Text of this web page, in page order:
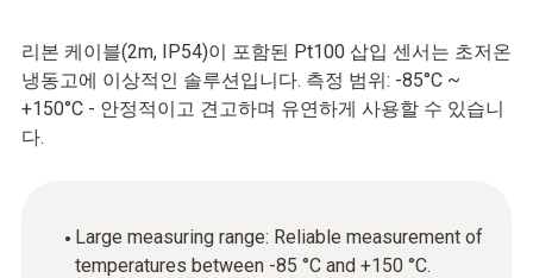
리본 케이블(2m, IP54)이 포함된 Pt100 삽입 센서는 초저온
냉동고에 이상적인 솔루션입니다. 측정 범위: -85°C ~
+150°C - 안정적이고 견고하며 유연하게 사용할 수 있습니
다.
Large measuring range: Reliable measurement of
temperatures between -85 °C and +150 °C.